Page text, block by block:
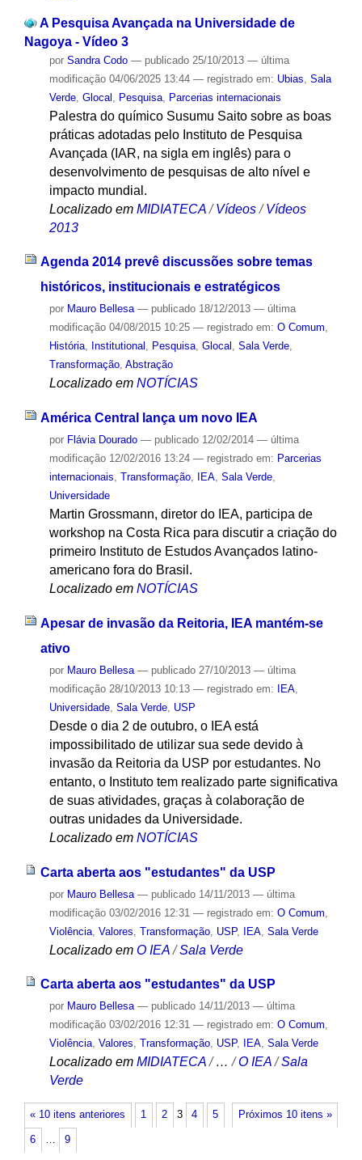
A Pesquisa Avançada na Universidade de
Nagoya - Vídeo 3
por Sandra Codo — publicado25/10/2013 — última
modificação04/06/2025 13:44 — registrado em: Ubias Sala
Verde, Glocal Pesquisa, Parcerias internacionais
Palestra do químico Susumu Saito sobre as boas
práticas adotadas pelo Instituto de Pesquisa
Avançada (IAR, na sigla em inglês) para o
desenvolvimento de pesquisas de alto nível e
impacto mundial.
Localizado em MIDIATECA /Vídeos /Vídeos
2013
Agenda 2014 prevê discussões sobre temas
históricos, institucionais e estratégicos
por Mauro Bellesa — publicado18/12/2013 — última
modificação04/08/2015 10:25 — registrado em: O Comum,
História, Institutional , Pesquisa, Glocal , Sala Verde,
Transformação, Abstração
Localizado em NOTÍCIAS
América Central lança um novo IEA
por Flávia Dourado — publicado12/02/2014 — última
modificação12/02/2016 13:24 — registrado em: Parcerias
internacionais, Transformação, IEA, Sala Verde,
Universidade
Martin Grossmann, diretor do IEA, participa de
workshop na Costa Rica para discutir a criação do
primeiro Instituto de Estudos Avançados latino-
americano fora do Brasil.
Localizado em NOTÍCIAS
Apesar de invasão da Reitoria, IEA mantém-se
ativo
por Mauro Bellesa — publicado27/10/2013 — última
modificação28/10/2013 10:13 — registrado em: IEA,
Universidade, Sala Verde, USP
Desde o dia 2 de outubro, o IEA está
impossibilitado de utilizar sua sede devido à
invasão da Reitoria da USP por estudantes. No
entanto, o Instituto tem realizado parte significativa
de suas atividades, graças à colaboração de
outras unidades da Universidade.
Localizado em NOTÍCIAS
Carta aberta aos "estudantes" da USP
por Mauro Bellesa — publicado14/11/2013 — última
modificação03/02/2016 12:31 — registrado em: O Comum
Violência, Valores Transformação, USP, IEA, Sala Verde
Localizado em O IEA /Sala Verde
Carta aberta aos "estudantes" da USP
por Mauro Bellesa — publicado14/11/2013 — última
modificação03/02/2016 12:31 — registrado em: O Comum,
Violência, Valores, Transformação, USP, IEA, Sala Verde
Localizado em MIDIATECA /…/O IEA /Sala
Verde
« 10 itens anteriores Próximos 10 itens »
1 2 3 4 5
6 … 9